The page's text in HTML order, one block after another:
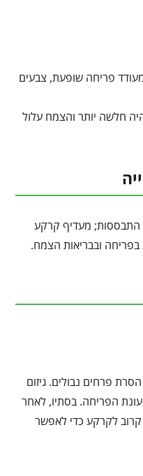
פריחה שופעת, צבעים
חלשה יותר והצמח עלול
התבססות; מעדיף קרקע
בפריחה ובבריאות הצמח.
פרחים נבולים. גיזום
הפריחה. בסתיו, לאחר
קרוב לקרקע כדי לאפשר